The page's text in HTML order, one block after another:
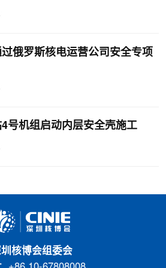
俄罗斯核电运营公司安全专项
号机组启动内层安全壳施工
核博会组委会